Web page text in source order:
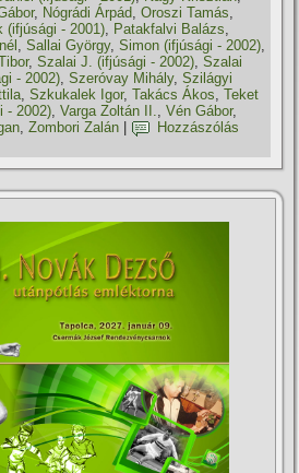
, Nógrádi Árpád,Oroszi Tamás,
(ifjúsági - 2001), Patakfalvi Balázs,
,Sallai György,Simon (ifjúsági - 2002),
,Szalai J. (ifjúsági - 2002),Szalai
- 2002),Szeróvay Mihály,Szilágyi
,Szkukalek Igor,Takács Ákos,Teket
- 2002),Varga Zoltán II.,Vén Gábor,
,Zombori Zalán
Hozzászólás